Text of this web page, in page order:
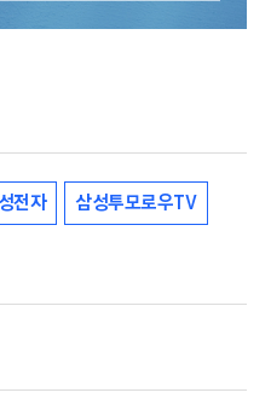
전자 삼성투모로우TV